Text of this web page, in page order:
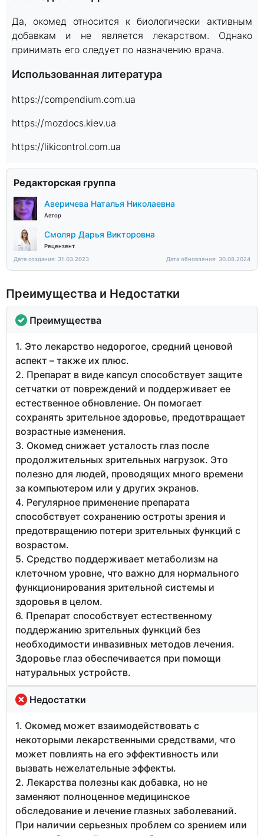
Да, окомед относится к биологически активным
добавкам и не является лекарством. Однако
принимать его следует по назначению врача.
Использованная литература
https://compendium.com.ua
https://mozdocs.kiev.ua
https://likicontrol.com.ua
Редакторская группа
Аверичева Наталья Николаевна
Автор
Смоляр Дарья Викторовна
Рецензент
Дата создания: 31.03.2023
Дата обновления: 30.08.2024
Преимущества и Недостатки
Преимущества
1. Это лекарство недорогое, средний ценовой
аспект – также их плюс.
2. Препарат в виде капсул способствует защите
сетчатки от повреждений и поддерживает ее
естественное обновление. Он помогает
сохранять зрительное здоровье, предотвращает
возрастные изменения.
3. Окомед снижает усталость глаз после
продолжительных зрительных нагрузок. Это
полезно для людей, проводящих много времени
за компьютером или у других экранов.
4. Регулярное применение препарата
способствует сохранению остроты зрения и
предотвращению потери зрительных функций с
возрастом.
5. Средство поддерживает метаболизм на
клеточном уровне, что важно для нормального
функционирования зрительной системы и
здоровья в целом.
6. Препарат способствует естественному
поддержанию зрительных функций без
необходимости инвазивных методов лечения.
Здоровье глаз обеспечивается при помощи
натуральных устройств.
Недостатки
1. Окомед может взаимодействовать с
некоторыми лекарственными средствами, что
может повлиять на его эффективность или
вызвать нежелательные эффекты.
2. Лекарства полезны как добавка, но не
заменяют полноценное медицинское
обследование и лечение глазных заболеваний.
При наличии серьезных проблем со зрением или